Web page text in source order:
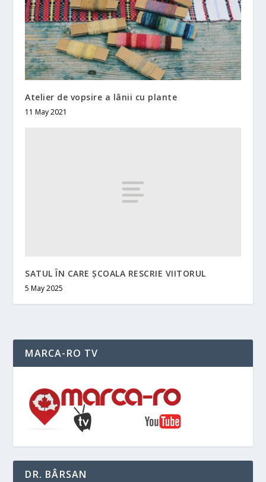
Atelier de vopsire a lânii cu plante
11 May 2021
SATUL ÎN CARE ȘCOALA RESCRIE VIITORUL
5 May 2025
MARCA-RO TV
DR. BÂRSAN